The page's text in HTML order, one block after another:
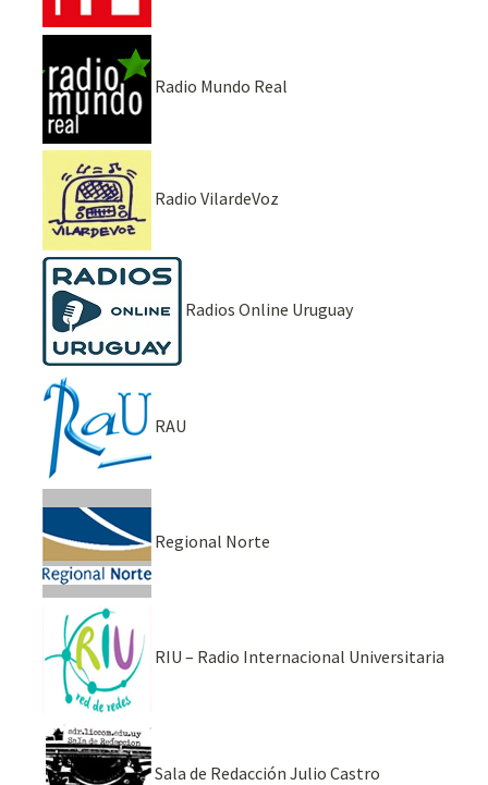
Radio Mundo Real
Radio VilardeVoz
Radios Online Uruguay
RAU
Regional Norte
RIU – Radio Internacional Universitaria
Sala de Redacción Julio Castro